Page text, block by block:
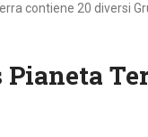
contiene 20 diversi
Pianeta